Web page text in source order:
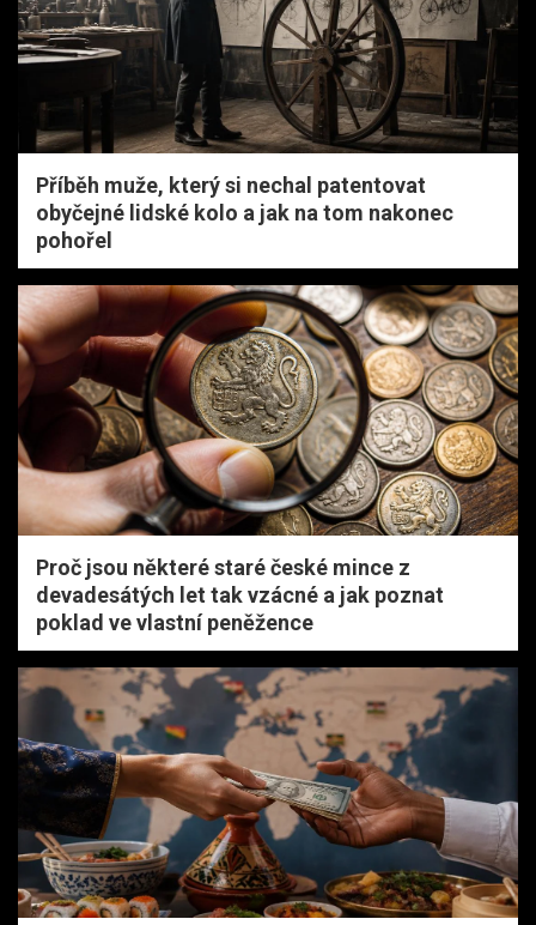
Příběh muže, který si nechal patentovat
obyčejné lidské kolo a jak na tom nakonec
pohořel
Proč jsou některé staré české mince z
devadesátých let tak vzácné a jak poznat
poklad ve vlastní peněžence